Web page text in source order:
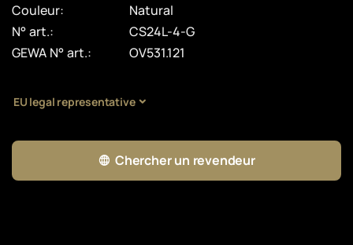
Couleur:
Natural
N° art.:
CS24L-4-G
GEWA N° art.:
OV531.121
EU legal representative
Chercher un revendeur